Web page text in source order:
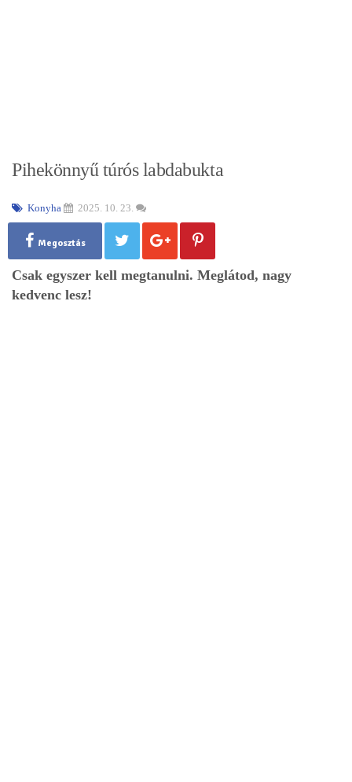
Pihekönnyű túrós labdabukta
Konyha 2025. 10. 23.
Megosztás
Csak egyszer kell megtanulni. Meglátod, nagy
kedvenc lesz!